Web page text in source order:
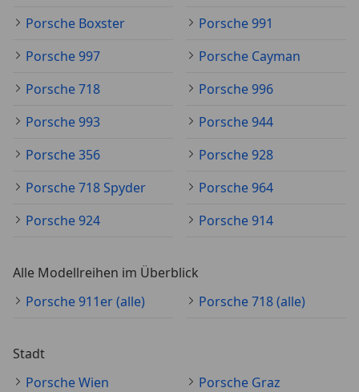
Porsche Boxster
Porsche 991
Porsche 997
Porsche Cayman
Porsche 718
Porsche 996
Porsche 993
Porsche 944
Porsche 356
Porsche 928
Porsche 718 Spyder
Porsche 964
Porsche 924
Porsche 914
Alle Modellreihen im Überblick
Porsche 911er (alle)
Porsche 718 (alle)
Stadt
Porsche Wien
Porsche Graz